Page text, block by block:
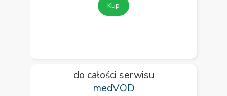
Kup
do całości serwisu
medVOD